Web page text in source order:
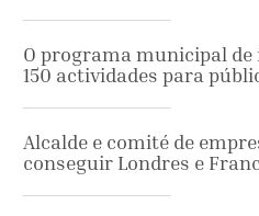
O programa municipal de
150 actividades para
Alcalde e comité de
conseguir Londres e